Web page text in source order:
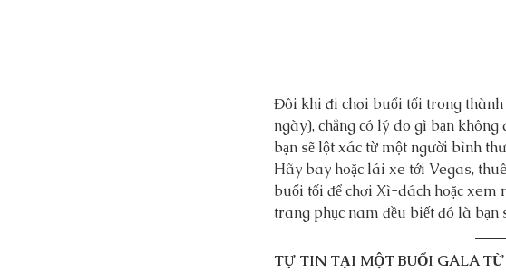
Đôi khi đi chơi buổi tối trong thành
ngày), chẳng có lý do gì bạn
bạn sẽ lột xác từ một người bình
Hãy bay hoặc lái xe tới Vegas,
buổi tối để chơi Xì-dách hoặc xem
trang phục nam đều biết đó là bạn
TỰ TIN TẠI MỘT BUỔI GALA